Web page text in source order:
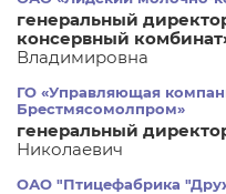
генеральный
консервный
Владимировна
ГО «Управляющая
Брестмясомолпром»
генеральный
Николаевич
ОАО "Птицефабрика